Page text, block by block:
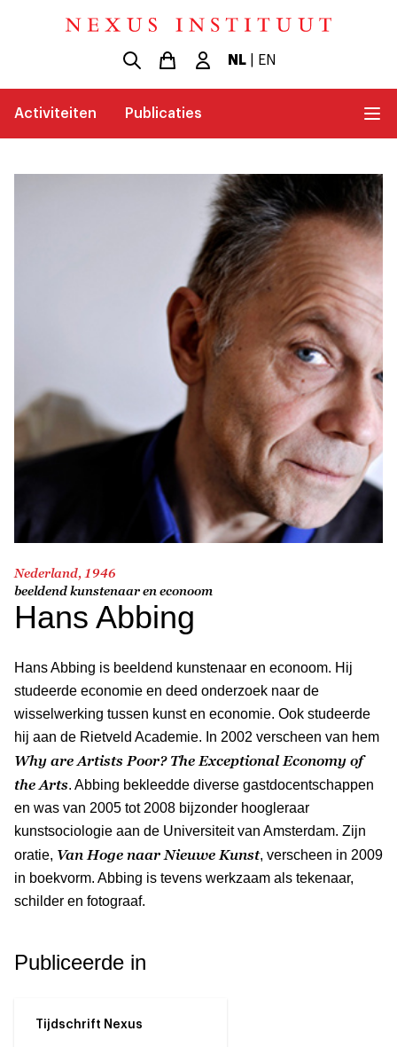
NL| EN
Activiteiten Publicaties
Nederland, 1946
beeldend kunstenaar en econoom
Hans Abbing
Hans Abbing is beeldend kunstenaar en econoom. Hij
studeerde economie en deed onderzoek naar de
wisselwerking tussen kunst en economie. Ook studeerde
hij aan de Rietveld Academie. In 2002 verscheen van hem
Why are Artists Poor? The Exceptional Economy of
the Arts. Abbing bekleedde diverse gastdocentschappen
en was van 2005 tot 2008 bijzonder hoogleraar
kunstsociologie aan de Universiteit van Amsterdam. Zijn
oratie, Van Hoge naar Nieuwe Kunst, verscheen in 2009
in boekvorm. Abbing is tevens werkzaam als tekenaar,
schilder en fotograaf.
Publiceerde in
Tijdschrift Nexus